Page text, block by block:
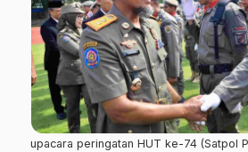
upacara peringatan HUT ke-74 (Satpol